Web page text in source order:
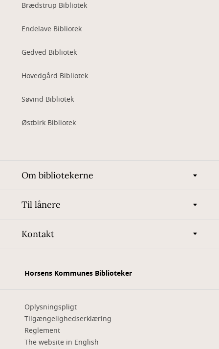
Brædstrup Bibliotek
Endelave Bibliotek
Gedved Bibliotek
Hovedgård Bibliotek
Søvind Bibliotek
Østbirk Bibliotek
Om bibliotekerne
Til lånere
Kontakt
Horsens Kommunes Biblioteker
Oplysningspligt
Tilgængelighedserklæring
Reglement
The website in English